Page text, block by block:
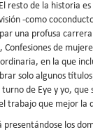
resto de la historia
-como
una profusa
de
en la que
solo algunos
de Eye y yo, que
trabajo que mejor la
presentándose los